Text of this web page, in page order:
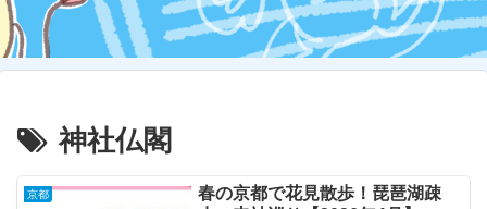
神社仏閣
京都
春の京都で花見散歩！琵琶湖疎